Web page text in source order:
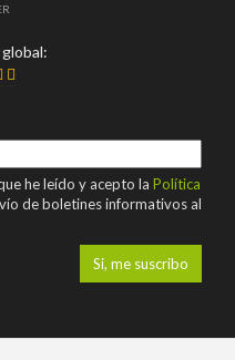
he leído y acepto la Política
de boletines informativos al